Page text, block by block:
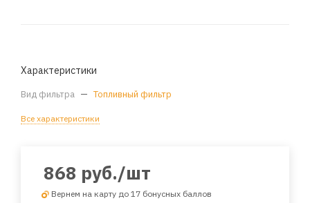
Характеристики
Вид фильтра — Топливный фильтр
Все характеристики
868 руб./шт
Вернем на карту до 17 бонусных баллов